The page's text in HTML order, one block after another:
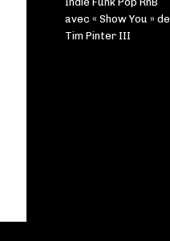
avec « Show You » de
Tim Pinter III